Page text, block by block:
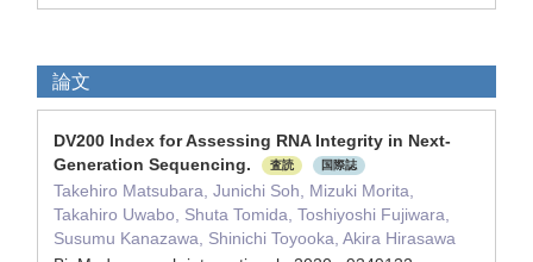
論文
DV200 Index for Assessing RNA Integrity in Next-
Generation Sequencing.
査読 国際誌
Takehiro Matsubara, Junichi Soh, Mizuki Morita,
Takahiro Uwabo, Shuta Tomida, Toshiyoshi Fujiwara,
Susumu Kanazawa, Shinichi Toyooka, Akira Hirasawa